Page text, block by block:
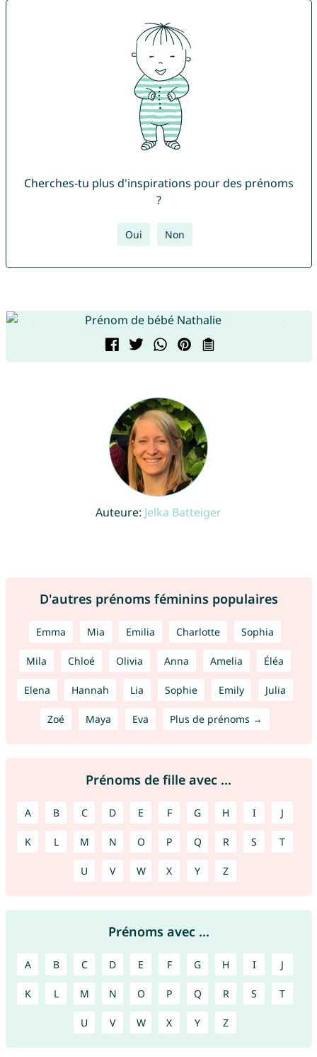
Cherches-tu plus d'inspirations pour des prénoms
?
Oui Non
Auteure: Jelka Batteiger
D'autres prénoms féminins populaires
Emma Mia Emilia Charlotte Sophia
Mila Chloé Olivia Anna Amelia Éléa
Elena Hannah Lia Sophie Emily Julia
Zoé Maya Eva Plus de prénoms →
Prénoms de fille avec ...
A B C D E F G H I J
K L M N O P Q R S T
U V W X Y Z
Prénoms avec ...
A B C D E F G H I J
K L M N O P Q R S T
U V W X Y Z